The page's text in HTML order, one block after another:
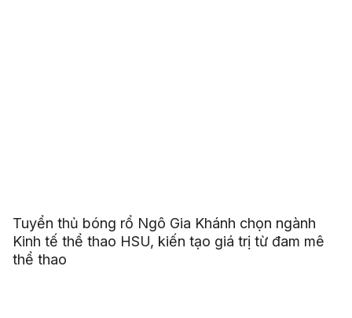
Tuyển thủ bóng rổ Ngô Gia Khánh chọn ngành
Kinh tế thể thao HSU, kiến tạo giá trị từ đam mê
thể thao